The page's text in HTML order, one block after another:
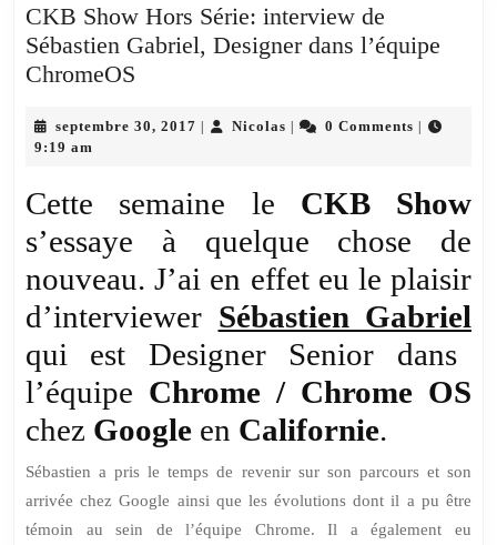
CKB Show Hors Série: interview de
Sébastien Gabriel, Designer dans l’équipe
ChromeOS
Hors
interview
de
Sébastien
Gabriel,
Designer
dans
l’équipe
ChromeOS
septembre 30, 2017 septembre
NicolasNicolas0 Comments
9:19 am
Cette semaine le CKB Show
s’essaye à quelque chose de
nouveau. J’ai en effet eu le plaisir
d’interviewer Sébastien Gabriel
qui est Designer Senior dans
l’équipe Chrome / Chrome OS
chez Google en Californie.
Sébastien a pris le temps de revenir sur son parcours et son
arrivée chez Google ainsi que les évolutions dont il a pu être
témoin au sein de l’équipe Chrome. Il a également eu